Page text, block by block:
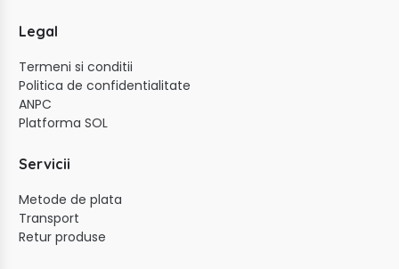
Legal
Termeni si conditii
Politica de confidentialitate
ANPC
Platforma SOL
Servicii
Metode de plata
Transport
Retur produse